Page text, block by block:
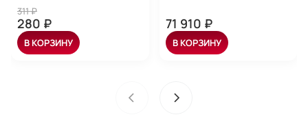
311 ₽
280 ₽
В КОРЗИНУ
71 910 ₽
В КОРЗИНУ